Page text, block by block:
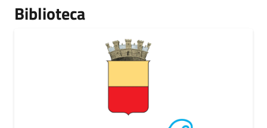
Biblioteca